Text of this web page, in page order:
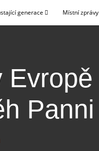
generace Místní zprávy
Evropě
Panni